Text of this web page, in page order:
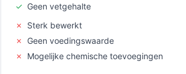
✓ Geen vetgehalte
✗
Sterk bewerkt
✗
Geen voedingswaarde
✗
Mogelijke chemische toevoegingen